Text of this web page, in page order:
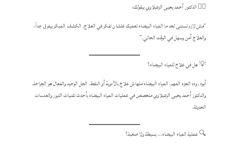
👨‍⚕️ الدكتور أحمد يحيى الزعبلاوي بيقولك:
“مش لازم تستنى لحد ما المياه البيضاء تعميك علشان تفكر في العلاج. الكشف المبكر بيفرق جداً،
والعلاج آمن وسهل في الوقت الحالي.”
💡 هل في علاج للمياه البيضاء؟
أيوه، وده الجزء المهم. المياه البيضاء ملهاش علاج بالأدوية أو النقط. الحل الوحيد والفعال هو الجراحة.
والدكتور أحمد يحيى الزعبلاوي متخصص في عمليات المياه البيضاء بأحدث تقنيات الليزر والعدسات
الحديثة.
🔍 عملية المياه البيضاء… بسيطة ولا صعبة؟